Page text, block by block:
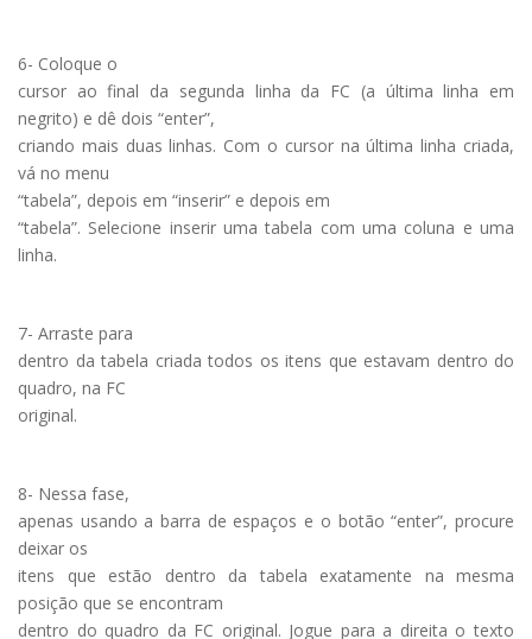
6- Coloque o
cursor ao final da segunda linha da FC (a última linha em
negrito) e dê dois “enter”,
criando mais duas linhas. Com o cursor na última linha criada,
vá no menu
“tabela”, depois em “inserir” e depois em
“tabela”. Selecione inserir uma tabela com uma coluna e uma
linha.
7- Arraste para
dentro da tabela criada todos os itens que estavam dentro do
quadro, na FC
original.
8- Nessa fase,
apenas usando a barra de espaços e o botão “enter”, procure
deixar os
itens que estão dentro da tabela exatamente na mesma
posição que se encontram
dentro do quadro da FC original. Jogue para a direita o texto